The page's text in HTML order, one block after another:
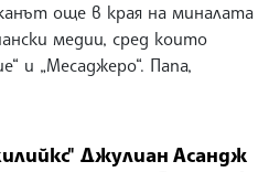
още в края на миналата
медии, сред които
и „Месаджеро“. Папа,
Джулиан Асандж